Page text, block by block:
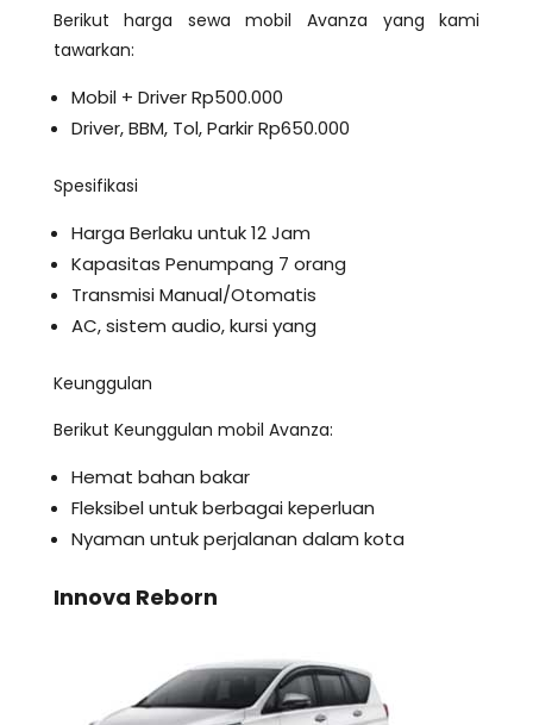
Berikut harga sewa mobil Avanza yang kami
tawarkan:
Mobil + Driver Rp500.000
Driver, BBM, Tol, Parkir Rp650.000
Spesifikasi
Harga Berlaku untuk 12 Jam
Kapasitas Penumpang 7 orang
Transmisi Manual/Otomatis
AC, sistem audio, kursi yang
Keunggulan
Berikut Keunggulan mobil Avanza:
Hemat bahan bakar
Fleksibel untuk berbagai keperluan
Nyaman untuk perjalanan dalam kota
Innova Reborn